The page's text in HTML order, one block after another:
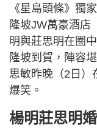
《星島頭條》獨
隆坡JW萬豪酒店
明與莊思明在圈
隆坡到賀，陣容
思敏昨晚（2日）
爆笑。
楊明莊思明